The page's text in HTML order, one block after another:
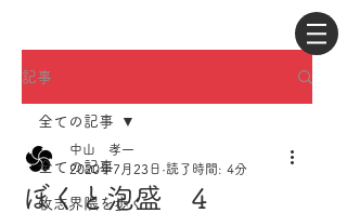
記事
全ての記事
牧志界隈を歩く
全ての記事
ぼくと泡盛 4
中山 孝一
2020年7月23日 読了時間: 4分